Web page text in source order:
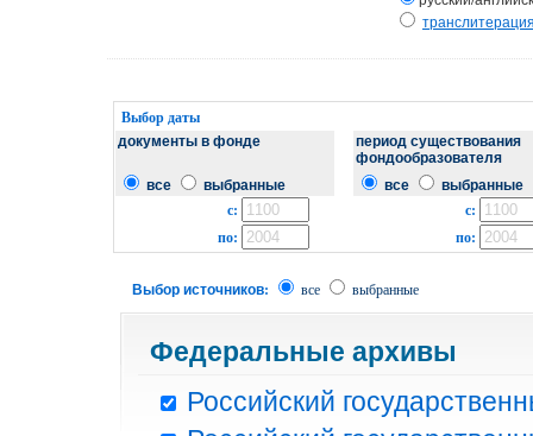
Выбор даты
документы в фонде
период существования
фондообразователя
все
выбранные все выбранные
с:
с:
по:
по:
Выбор источников: все выбранные
Федеральные архивы
Российский